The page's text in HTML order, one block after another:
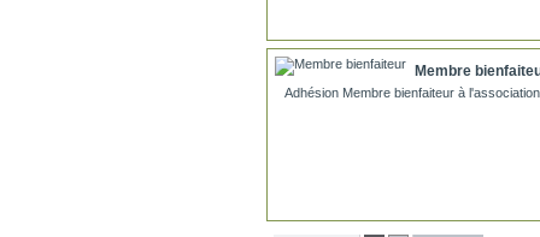
Membre
Adhésion Membre bienfaiteur à